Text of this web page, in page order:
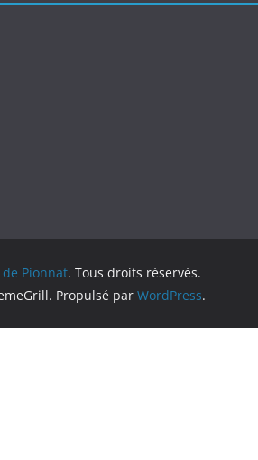
Pionnat. Tous droits réservés.
Propulsé par WordPress.